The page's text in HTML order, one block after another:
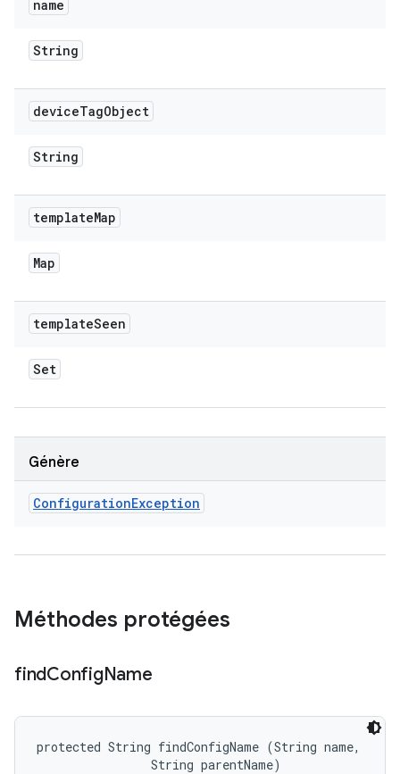
name
String
deviceTagObject
String
templateMap
Map
templateSeen
Set
Génère
ConfigurationException
Méthodes protégées
findConfigName
protected String findConfigName (String name,
                String parentName)